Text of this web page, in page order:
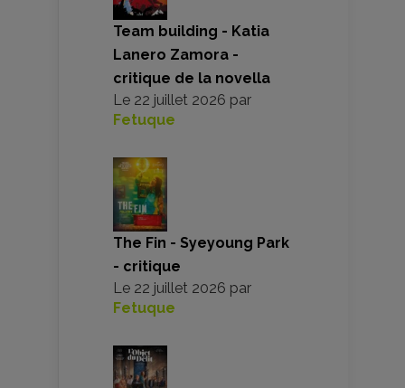
Team building - Katia
Lanero Zamora -
critique de la novella
Le 22 juillet 2026 par
Fetuque
The Fin - Syeyoung Park
- critique
Le 22 juillet 2026 par
Fetuque